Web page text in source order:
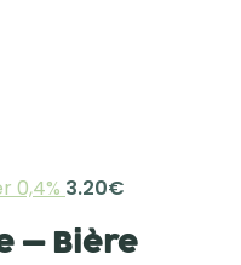
0,4% 3.20€
– Bière